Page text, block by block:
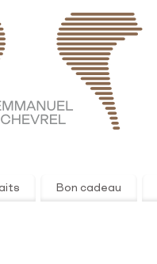
Bon cadeau